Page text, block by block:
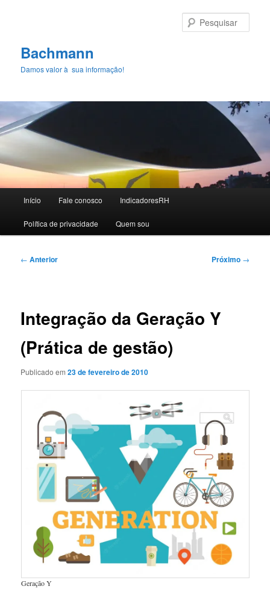
principalBachmann
Damos valor à sua informação!
principal
Início Fale conosco IndicadoresRH
Polí­tica de privacidade Quem sou
Navegação
← Anterior Próximo →
Integração da Geração Y
(Prática de gestão)
Publicado em23 de fevereiro de 2010
Geração Y